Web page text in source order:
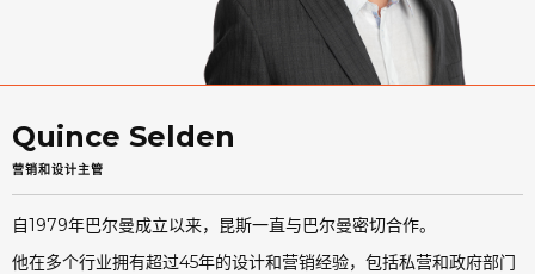
Quince Selden
营销和设计主管
自1979年巴尔曼成立以来，昆斯一直与巴尔曼密切合作。
他在多个行业拥有超过45年的设计和营销经验，包括私营和政府部门